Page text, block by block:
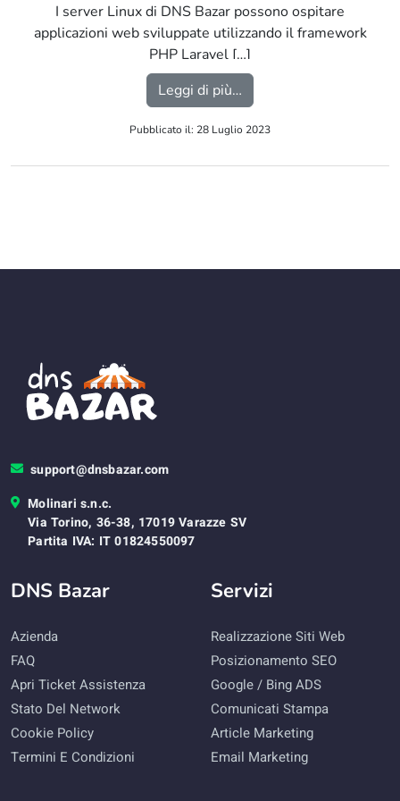
I server Linux di DNS Bazar possono ospitare
applicazioni web sviluppate utilizzando il framework
PHP Laravel […]
Leggi di più…
Pubblicato il: 28 Luglio 2023
support@dnsbazar.com
Molinari s.n.c.
Via Torino, 36-38, 17019 Varazze SV
Partita IVA: IT 01824550097
DNS Bazar
Azienda
FAQ
Apri Ticket Assistenza
Stato Del Network
Cookie Policy
Termini E Condizioni
Servizi
Realizzazione Siti Web
Posizionamento SEO
Google / Bing ADS
Comunicati Stampa
Article Marketing
Email Marketing